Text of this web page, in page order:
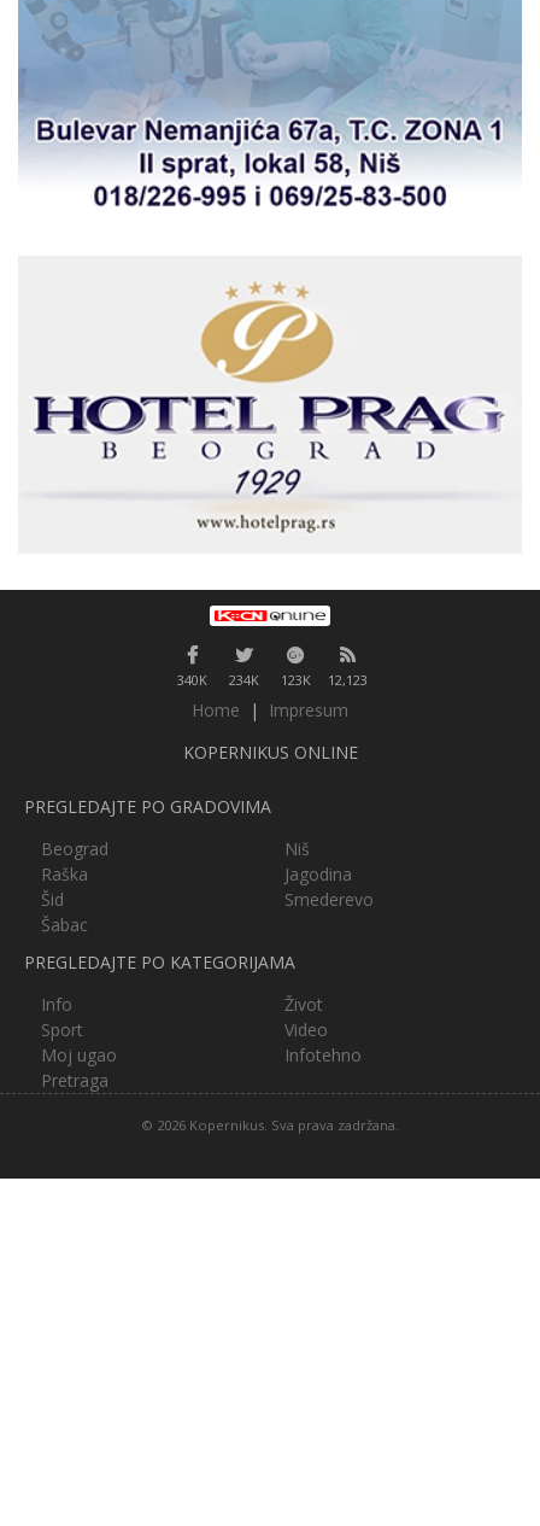
340K 234K 123K 12,123
Home |
Impresum
KOPERNIKUS ONLINE
PREGLEDAJTE PO GRADOVIMA
Beograd
Niš
Raška
Jagodina
Šid
Smederevo
Šabac
PREGLEDAJTE PO KATEGORIJAMA
Info
Život
Sport
Video
Moj ugao
Infotehno
Pretraga
© 2026 Kopernikus. Sva prava zadržana.